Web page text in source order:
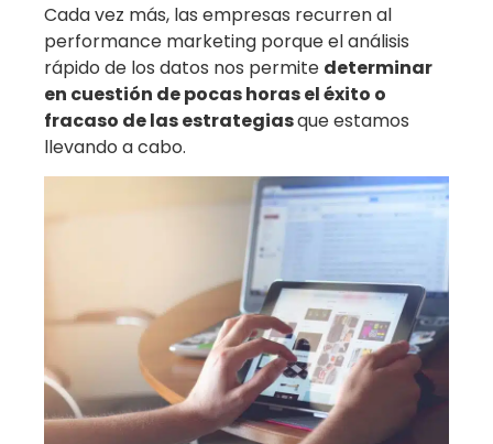
Cada vez más, las empresas recurren al
performance marketing porque el análisis
rápido de los datos nos permite determinar
en cuestión de pocas horas el éxito o
fracaso de las estrategiasque estamos
llevando a cabo.